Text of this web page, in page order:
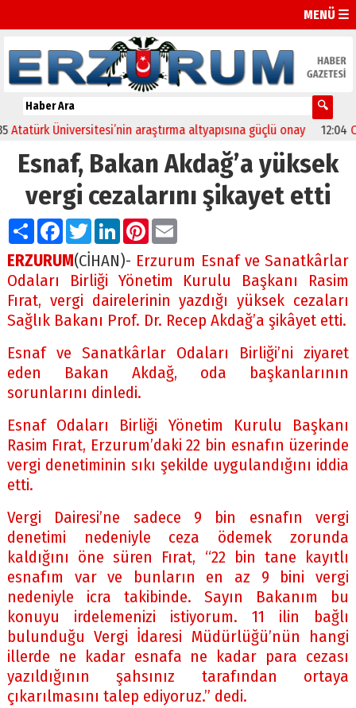
MENÜ ☰
Üniversitesi’nin araştırma altyapısına güçlü onay 12:04
Esnaf, Bakan Akdağ’a yüksek
vergi cezalarını şikayet etti
PaylaşFacebook
TwitterLinkedIn
Pinterest
Email
ERZURUM(CİHAN)- Erzurum Esnaf ve Sanatkârlar
Odaları Birliği Yönetim Kurulu Başkanı Rasim
Fırat, vergi dairelerinin yazdığı yüksek cezaları
Sağlık Bakanı Prof. Dr. Recep Akdağ’a şikâyet etti.
Esnaf ve Sanatkârlar Odaları Birliği’ni ziyaret
eden Bakan Akdağ, oda başkanlarının
sorunlarını dinledi.
Esnaf Odaları Birliği Yönetim Kurulu Başkanı
Rasim Fırat, Erzurum’daki 22 bin esnafın üzerinde
vergi denetiminin sıkı şekilde uygulandığını iddia
etti.
Vergi Dairesi’ne sadece 9 bin esnafın vergi
denetimi nedeniyle ceza ödemek zorunda
kaldığını öne süren Fırat, “22 bin tane kayıtlı
esnafım var ve bunların en az 9 bini vergi
nedeniyle icra takibinde. Sayın Bakanım bu
konuyu irdelemenizi istiyorum. 11 ilin bağlı
bulunduğu Vergi İdaresi Müdürlüğü’nün hangi
illerde ne kadar esnafa ne kadar para cezası
yazıldığının şahsınız tarafından ortaya
çıkarılmasını talep ediyoruz.” dedi.